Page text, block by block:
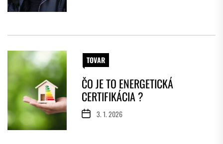
TOVAR
ČO JE TO ENERGETICKÁ
CERTIFIKÁCIA ?
3. 1. 2026